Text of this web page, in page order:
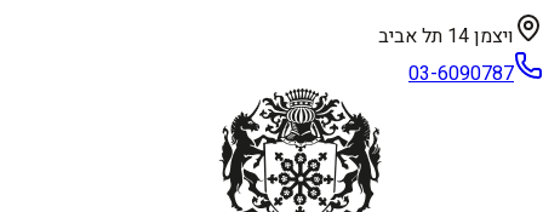
ויצמן 14 תל אביב
03-6090787